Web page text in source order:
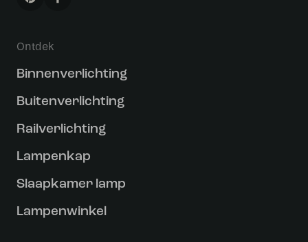
Ontdek
Binnenverlichting
Buitenverlichting
Railverlichting
Lampenkap
Slaapkamer lamp
Lampenwinkel